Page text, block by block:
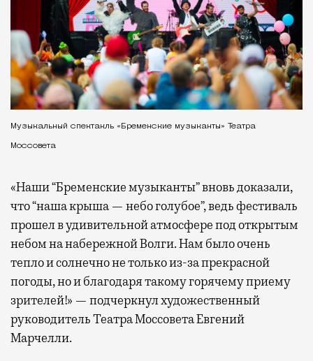
Музыкальный спектакль «Бременские музыканты» Театра
Моссовета
«Наши “Бременские музыканты” вновь доказали,
что “наша крыша — небо голубое”, ведь фестиваль
прошел в удивительной атмосфере под открытым
небом на набережной Волги. Нам было очень
тепло и солнечно не только из-за прекрасной
погоды, но и благодаря такому горячему приему
зрителей!» — подчеркнул художественный
руководитель Театра Моссовета Евгений
Марчелли.